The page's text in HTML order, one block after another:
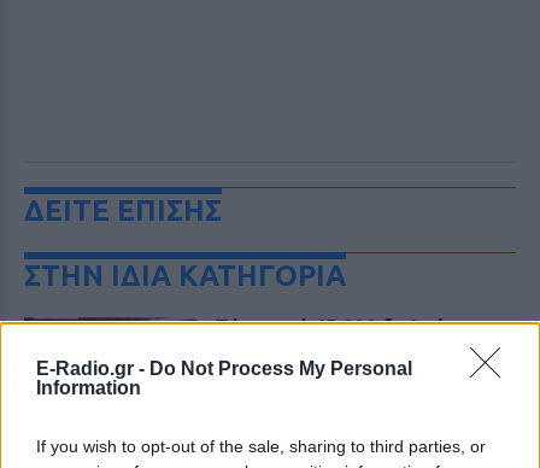
E-Radio.gr - Do Not Process My Personal
Information
If you wish to opt-out of the sale, sharing to third parties, or
ΔΕΙΤΕ ΕΠΙΣΗΣ
ΣΤΗΝ ΙΔΙΑ ΚΑΤΗΓΟΡΙΑ
Πάνω από 45.000 διελεύσεις
ημερησίως στους Ευζώνους:
Μαζική άφιξη τουριστών από